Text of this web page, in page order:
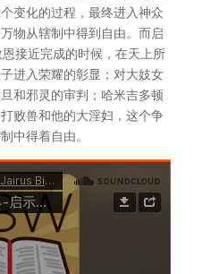
变化的过程，最终进入神众
物从辖制中得到自由。而启
接近完成的时候，在天上所
进入荣耀的彰显；对大妓女
和邪灵的审判；哈米吉多顿
败兽和他的大淫妇，这个争
中得着自由。